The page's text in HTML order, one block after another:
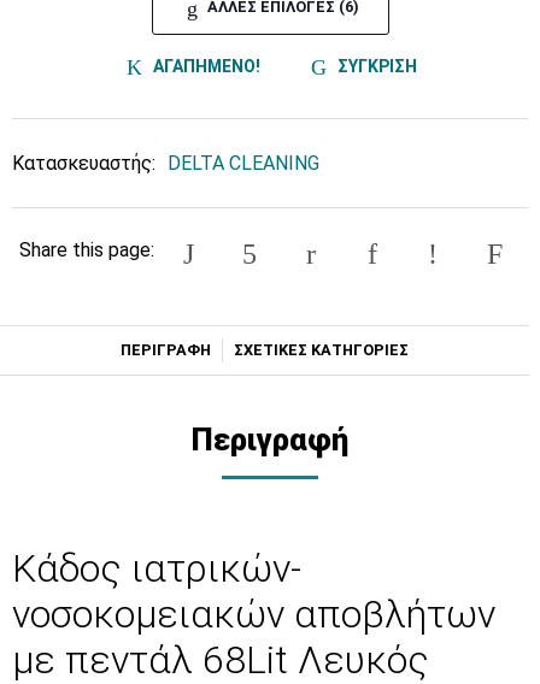
ΑΛΛΕΣ ΕΠΙΛΟΓΕΣ (6)
ΑΓΑΠΗΜΕΝΟ! ΣΥΓΚΡΙΣΗ
Κατασκευαστής: DELTA CLEANING
Share this page:
ΠΕΡΙΓΡΑΦΗ ΣΧΕΤΙΚΕΣ ΚΑΤΗΓΟΡΙΕΣ
Περιγραφή
Κάδος ιατρικών-
νοσοκομειακών αποβλήτων
με πεντάλ 68Lit Λευκός